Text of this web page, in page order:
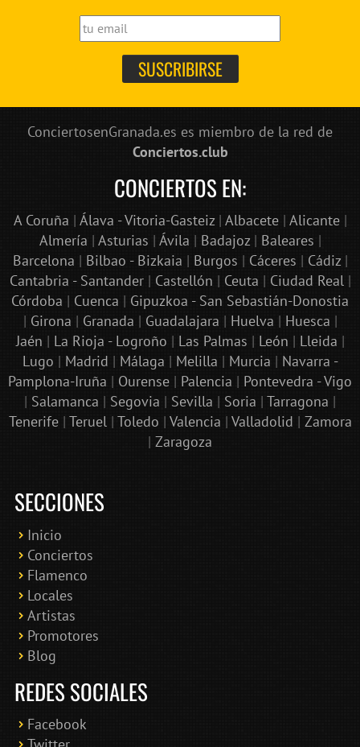
ConciertosenGranada.es es miembro de la red de
Conciertos.club
CONCIERTOS EN:
A Coruña | Álava - Vitoria-Gasteiz| Albacete| Alicante|
Almería | Asturias | Ávila | Badajoz| Baleares |
Barcelona | Bilbao - Bizkaia | Burgos | Cáceres | Cádiz|
Cantabria - Santander| Castellón | Ceuta | Ciudad Real|
Córdoba | Cuenca | Gipuzkoa - San Sebastián-Donostia
| Girona | Granada | Guadalajara | Huelva | Huesca |
Jaén | La Rioja - Logroño | Las Palmas | León | Lleida |
Lugo | Madrid | Málaga | Melilla | Murcia | Navarra -
Pamplona-Iruña | Ourense | Palencia | Pontevedra - Vigo
| Salamanca | Segovia | Sevilla | Soria | Tarragona |
Tenerife| Teruel| Toledo | Valencia | Valladolid | Zamora
| Zaragoza
SECCIONES
Inicio
Conciertos
Flamenco
Locales
Artistas
Promotores
Blog
REDES SOCIALES
Facebook